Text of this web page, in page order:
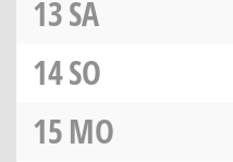
13SA
14SO
15MO